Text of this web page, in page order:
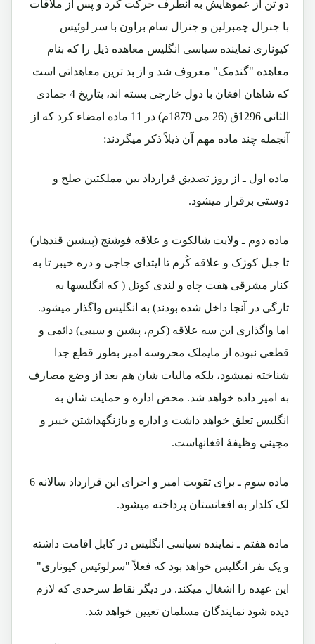
دو تن از عموهایش به آنطرف حرکت کرد و پس از ملاقات
با جنرال چمبرلین و جنرال سام براون با سر لوئیس
کیوناری نماینده سیاسی انگلیس معاهده ذیل را که بنام
معاهده "گندمک" معروف شد و از بد ترین معاهداتی است
که شاهان افغان با دول خارجی بسته اند، بتاریخ 4 جمادی
الثانی 1296ق (26 می 1879م) در 11 ماده امضاء کرد که از
آنجمله چند ماده مهم آن ذیلاً ذکر میگردند:
ماده اول ـ از روز تصدیق قرارداد بین مملکتین صلح و
دوستی برقرار میشود.
ماده دوم ـ ولایت شالکوت و علاقه فوشنج (پیشین قندهار)
تا جبل کوژک و علاقه کُرم تا ایتدای جاجی و دره خیبر تا به
کنار مشرقی هفت چاه و لندی کوتل ( که انگلیسها به
تازگی در آنجا داخل شده بودند) به انگلیس واگذار میشود.
اما واگذاری این سه علاقه (کرم، پشین و سیبی) دائمی و
قطعی نبوده از مایملک محروسه امیر بطور قطع جدا
شناخته نمیشود، بلکه مالیات شان هم بعد از وضع مصارف
به امیر داده خواهد شد. محض اداره و حمایت شان به
انگلیس تعلق خواهد داشت و اداره و بازنگهداشتن خیبر و
مچینی وظیفۀ افغانهاست.
ماده سوم ـ برای تقویت امیر و اجرای این قرارداد سالانه 6
لک کلدار به افغانستان پرداخته میشود.
ماده هفتم ـ نماینده سیاسی انگلیس در کابل اقامت داشته
و یک نفر انگلیس خواهد بود که فعلاً "سرلوئیس کیوناری"
این عهده را اشغال میکند. در دیگر نقاط سرحدی که لازم
دیده شود نمایندگان مسلمان تعیین خواهد شد.